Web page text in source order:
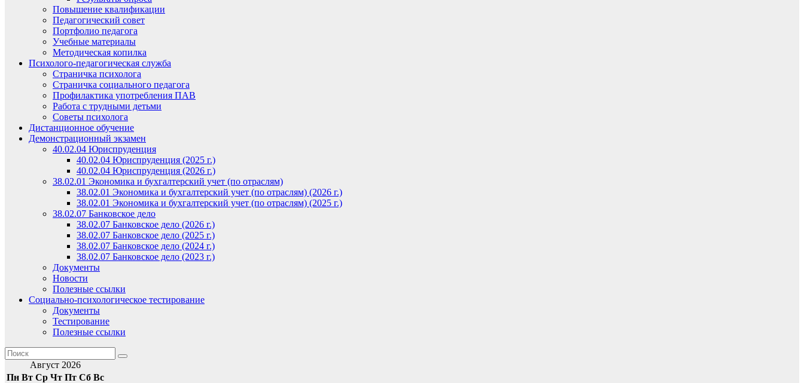
Повышение квалификации
Педагогический совет
Портфолио педагога
Учебные материалы
Методическая копилка
Психолого-педагогическая служба
Страничка психолога
Страничка социального педагога
Профилактика употребления ПАВ
Работа с трудными детьми
Советы психолога
Дистанционное обучение
Демонстрационный экзамен
40.02.04 Юриспруденция
40.02.04 Юриспруденция (2025 г.)
40.02.04 Юриспруденция (2026 г.)
38.02.01 Экономика и бухгалтерский учет (по отраслям)
38.02.01 Экономика и бухгалтерский учет (по отраслям) (2026 г.)
38.02.01 Экономика и бухгалтерский учет (по отраслям) (2025 г.)
38.02.07 Банковское дело
38.02.07 Банковское дело (2026 г.)
38.02.07 Банковское дело (2025 г.)
38.02.07 Банковское дело (2024 г.)
38.02.07 Банковское дело (2023 г.)
Документы
Новости
Полезные ссылки
Социально-психологическое тестирование
Документы
Тестирование
Полезные ссылки
Август 2026
Пн Вт Ср Чт Пт Сб Вс